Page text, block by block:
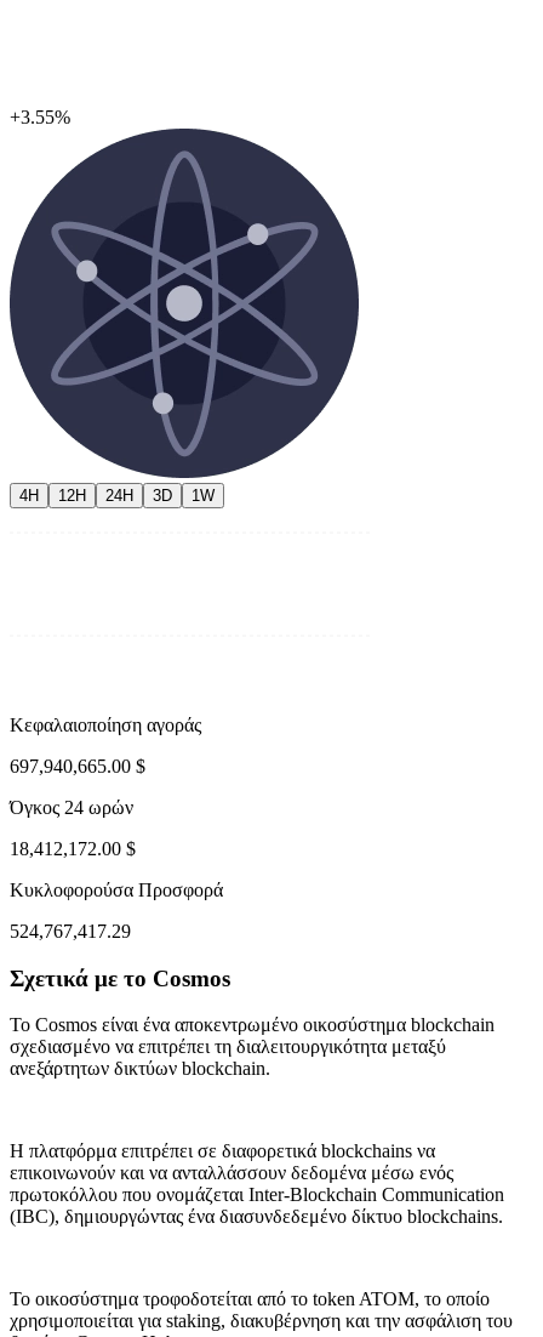
+3.55%
4H 12H 24H 3D 1W
30, 01:23 PM
Κεφαλαιοποίηση αγοράς
697,940,665.00 $
Όγκος 24 ωρών
18,412,172.00 $
Κυκλοφορούσα Προσφορά
524,767,417.29
Σχετικά με το Cosmos
Το Cosmos είναι ένα αποκεντρωμένο οικοσύστημα blockchain
σχεδιασμένο να επιτρέπει τη διαλειτουργικότητα μεταξύ
ανεξάρτητων δικτύων blockchain.
Η πλατφόρμα επιτρέπει σε διαφορετικά blockchains να
επικοινωνούν και να ανταλλάσσουν δεδομένα μέσω ενός
πρωτοκόλλου που ονομάζεται Inter-Blockchain Communication
(IBC), δημιουργώντας ένα διασυνδεδεμένο δίκτυο blockchains.
Το οικοσύστημα τροφοδοτείται από το token ATOM, το οποίο
χρησιμοποιείται για staking, διακυβέρνηση και την ασφάλιση του